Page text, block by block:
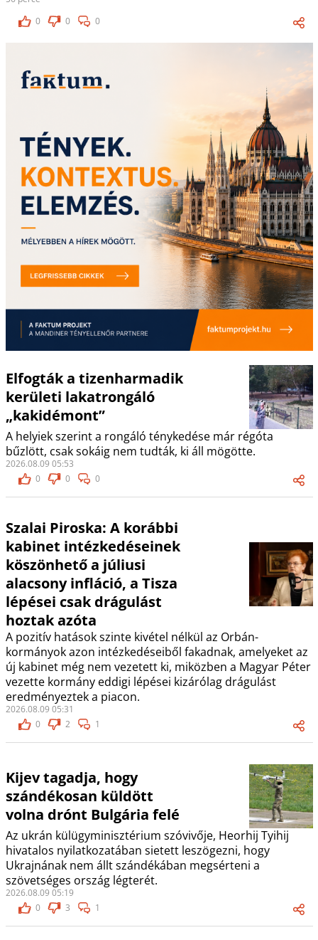
0
0 0
Elfogták a tizenharmadik
kerületi lakatrongáló
„kakidémont”
A helyiek szerint a rongáló ténykedése már régóta
bűzlött, csak sokáig nem tudták, ki áll mögötte.
2026.08.09 05:53
0
0 0
Szalai Piroska: A korábbi
kabinet intézkedéseinek
köszönhető a júliusi
alacsony infláció, a Tisza
lépései csak drágulást
hoztak azóta
A pozitív hatások szinte kivétel nélkül az Orbán-
kormányok azon intézkedéseiből fakadnak, amelyeket az
új kabinet még nem vezetett ki, miközben a Magyar Péter
vezette kormány eddigi lépései kizárólag drágulást
eredményeztek a piacon.
2026.08.09 05:31
0
2 1
Kijev tagadja, hogy
szándékosan küldött
volna drónt Bulgária felé
Az ukrán külügyminisztérium szóvivője, Heorhij Tyihij
hivatalos nyilatkozatában sietett leszögezni, hogy
Ukrajnának nem állt szándékában megsérteni a
szövetséges ország légterét.
2026.08.09 05:19
0
3 1